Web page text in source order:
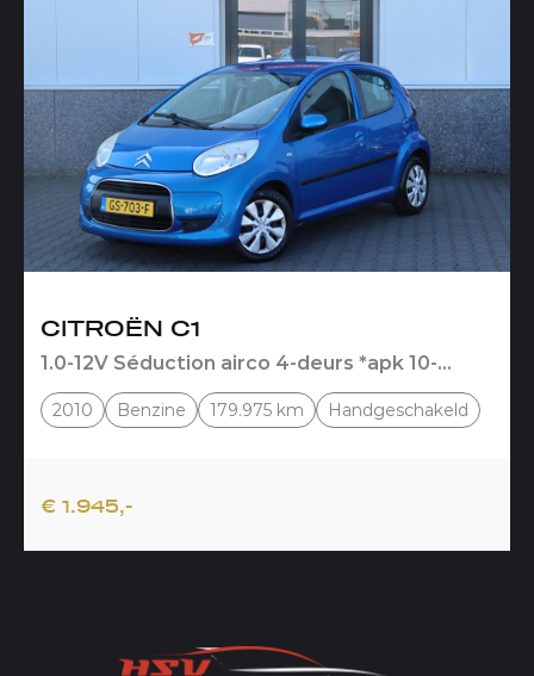
CITROËN C1
1.0-12V Séduction airco 4-deurs *apk 10-
2010 Benzine 179.975 km Handgeschakeld
€ 1.945,-